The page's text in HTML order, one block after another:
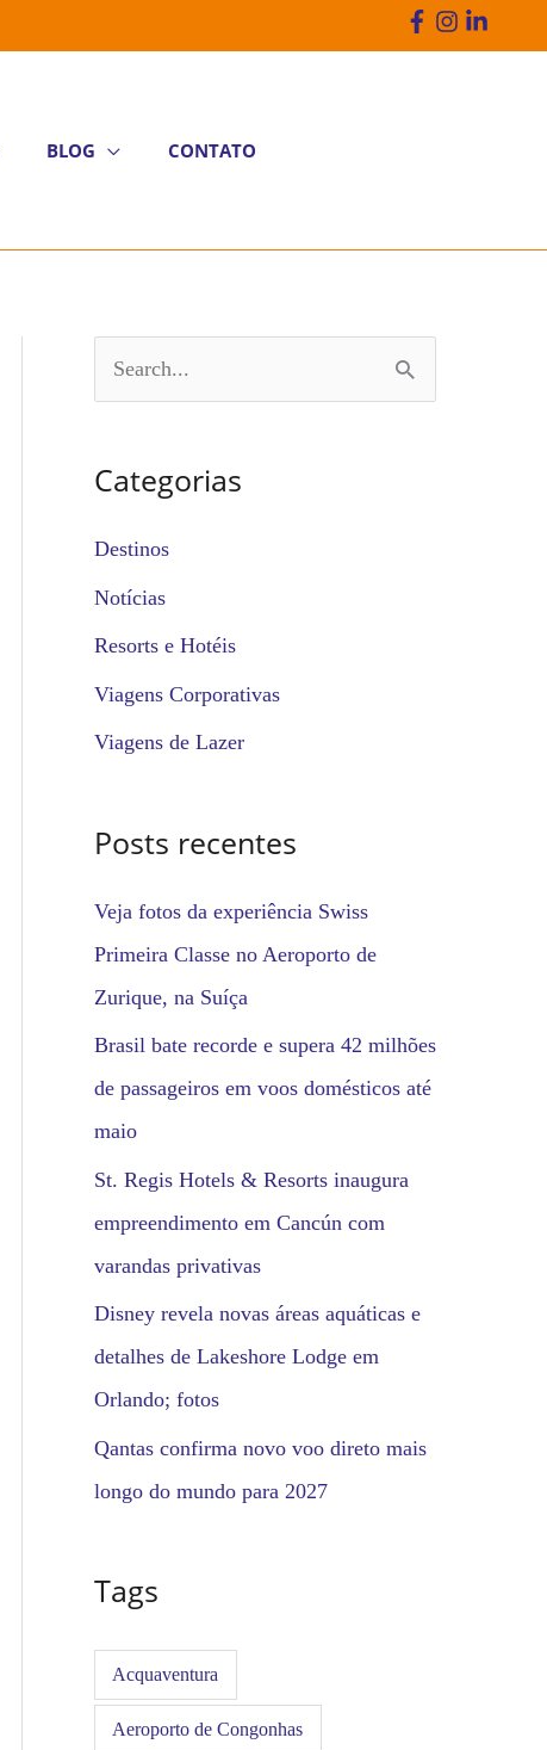
BLOG CONTATO
u
i
s
r
Categorias
Destinos
Notícias
Resorts e Hotéis
Viagens Corporativas
Viagens de Lazer
Posts recentes
Veja fotos da experiência Swiss
Primeira Classe no Aeroporto de
Zurique, na Suíça
Brasil bate recorde e supera 42 milhões
de passageiros em voos domésticos até
maio
St. Regis Hotels & Resorts inaugura
empreendimento em Cancún com
varandas privativas
Disney revela novas áreas aquáticas e
detalhes de Lakeshore Lodge em
Orlando; fotos
Qantas confirma novo voo direto mais
longo do mundo para 2027
Tags
Acquaventura
Aeroporto de Congonhas